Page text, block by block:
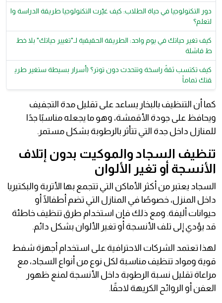
دور التكنولوجيا في حياة الطلاب: كيف غيّرت التكنولوجيا طريقة الدراسة وا
لتعلم؟
كيف تغير حياتك في يوم واحد: الطريقة الحقيقية لـ"تغيير حياتك" بلا خط
ط فاشلة
​كيف تكتسب ثقةً راسخة وتتحدث دون توتر؟ (أسرار بسيطة ستغير طري
قتك تماماً
كما أن التنظيف بالبخار يساعد على تقليل مدة التجفيف
ويحافظ على جودة الأقمشة، وهو ما يجعله مناسبًا جدًا
للمنازل داخل جدة التي تتأثر بالرطوبة بشكل مستمر.
تنظيف السجاد والموكيت بدون إتلاف
الأنسجة أو تغير الألوان
السجاد يعتبر من أكثر الأماكن التي تتجمع بها الأتربة والبكتيريا
داخل المنزل، خصوصًا في المنازل التي تضم أطفالًا أو
حيوانات أليفة. ومع ذلك فإن استخدام طرق تنظيف خاطئة
قد يؤدي إلى تلف الأنسجة أو تغير الألوان بشكل دائم.
لهذا تعتمد الشركات الاحترافية على استخدام أجهزة شفط
قوية ومواد تنظيف مناسبة لكل نوع من أنواع السجاد، مع
مراعاة تقليل نسبة الرطوبة داخل الأنسجة لمنع ظهور
العفن أو الروائح الكريهة لاحقًا.